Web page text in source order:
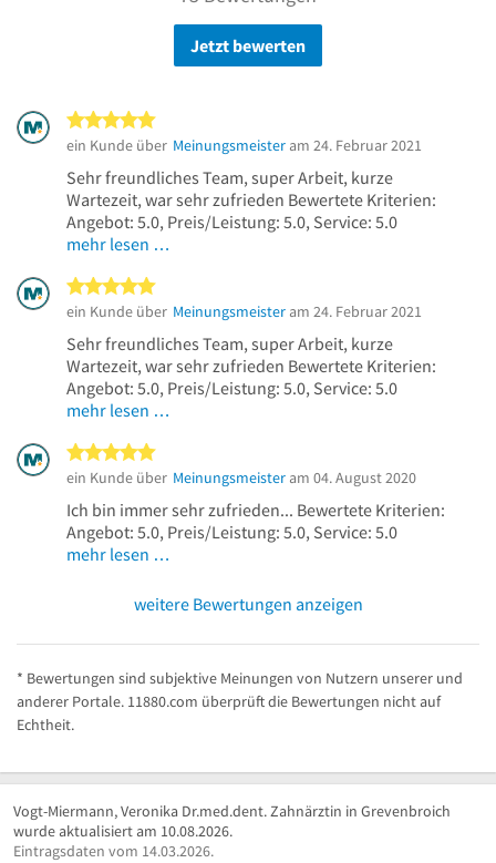
Jetzt bewerten
ein Kunde über Meinungsmeister am 24. Februar 2021
Sehr freundliches Team, super Arbeit, kurze
Wartezeit, war sehr zufrieden Bewertete Kriterien:
Angebot: 5.0, Preis/Leistung: 5.0, Service: 5.0
mehr lesen …
ein Kunde über Meinungsmeister am 24. Februar 2021
Sehr freundliches Team, super Arbeit, kurze
Wartezeit, war sehr zufrieden Bewertete Kriterien:
Angebot: 5.0, Preis/Leistung: 5.0, Service: 5.0
mehr lesen …
ein Kunde über Meinungsmeister am 04. August 2020
Ich bin immer sehr zufrieden... Bewertete Kriterien:
Angebot: 5.0, Preis/Leistung: 5.0, Service: 5.0
mehr lesen …
weitere Bewertungen anzeigen
* Bewertungen sind subjektive Meinungen von Nutzern unserer und
anderer Portale. 11880.com überprüft die Bewertungen nicht auf
Echtheit.
Vogt-Miermann, Veronika Dr.med.dent. Zahnärztin in Grevenbroich
wurde aktualisiert am 10.08.2026.
Eintragsdaten vom 14.03.2026.